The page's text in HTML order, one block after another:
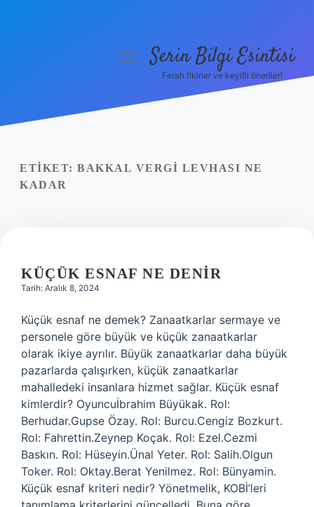
Yasal Uyarı
menüyüSerin Bilgi Esintisi
Ferah fikirler ve keyifli öneriler!
ETIKET: BAKKAL VERGI LEVHASI NE
KADAR
KÜÇÜK ESNAF NE DENIR
Tarih: Aralık 8, 2024
Küçük esnaf ne demek? Zanaatkarlar sermaye ve
personele göre büyük ve küçük zanaatkarlar
olarak ikiye ayrılır. Büyük zanaatkarlar daha büyük
pazarlarda çalışırken, küçük zanaatkarlar
mahalledeki insanlara hizmet sağlar. Küçük esnaf
kimlerdir? Oyuncuİbrahim Büyükak. Rol:
Berhudar.Gupse Özay. Rol: Burcu.Cengiz Bozkurt.
Rol: Fahrettin.Zeynep Koçak. Rol: Ezel.Cezmi
Baskın. Rol: Hüseyin.Ünal Yeter. Rol: Salih.Olgun
Toker. Rol: Oktay.Berat Yenilmez. Rol: Bünyamin.
Küçük esnaf kriteri nedir? Yönetmelik, KOBİ’leri